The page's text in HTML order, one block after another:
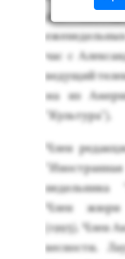
дио
час с
ве­дущий
ма из
"Куль­ту­ра").
Член
недель­ни­ка
Член жю­ри
(1993). Член
вес­ности.